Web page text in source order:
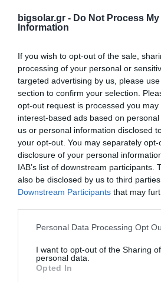
bigsolar.gr - Do Not Process My
Information
If you wish to opt-out of the sale,
processing of your personal or
targeted advertising by us, please
section to confirm your selection.
opt-out request is processed you may
interest-based ads based on
us or personal information disclosed
your opt-out. You may separately
disclosure of your personal
IAB’s list of downstream participants.
also be disclosed by us to third
Downstream Participants that may
Personal Data Processing Opt
I want to opt-out of the Sharing
personal data.
Opted In
Εκδήλωση
BENY
Όνομα*
Νομός* Πόλη*